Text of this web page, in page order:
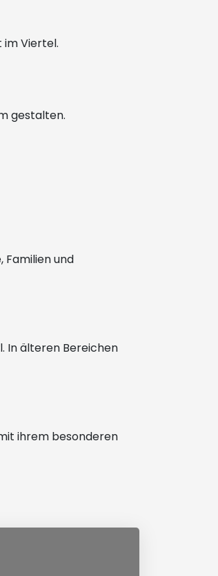
Viertel.
gestalten.
Familien und
In älteren Bereichen
ihrem besonderen